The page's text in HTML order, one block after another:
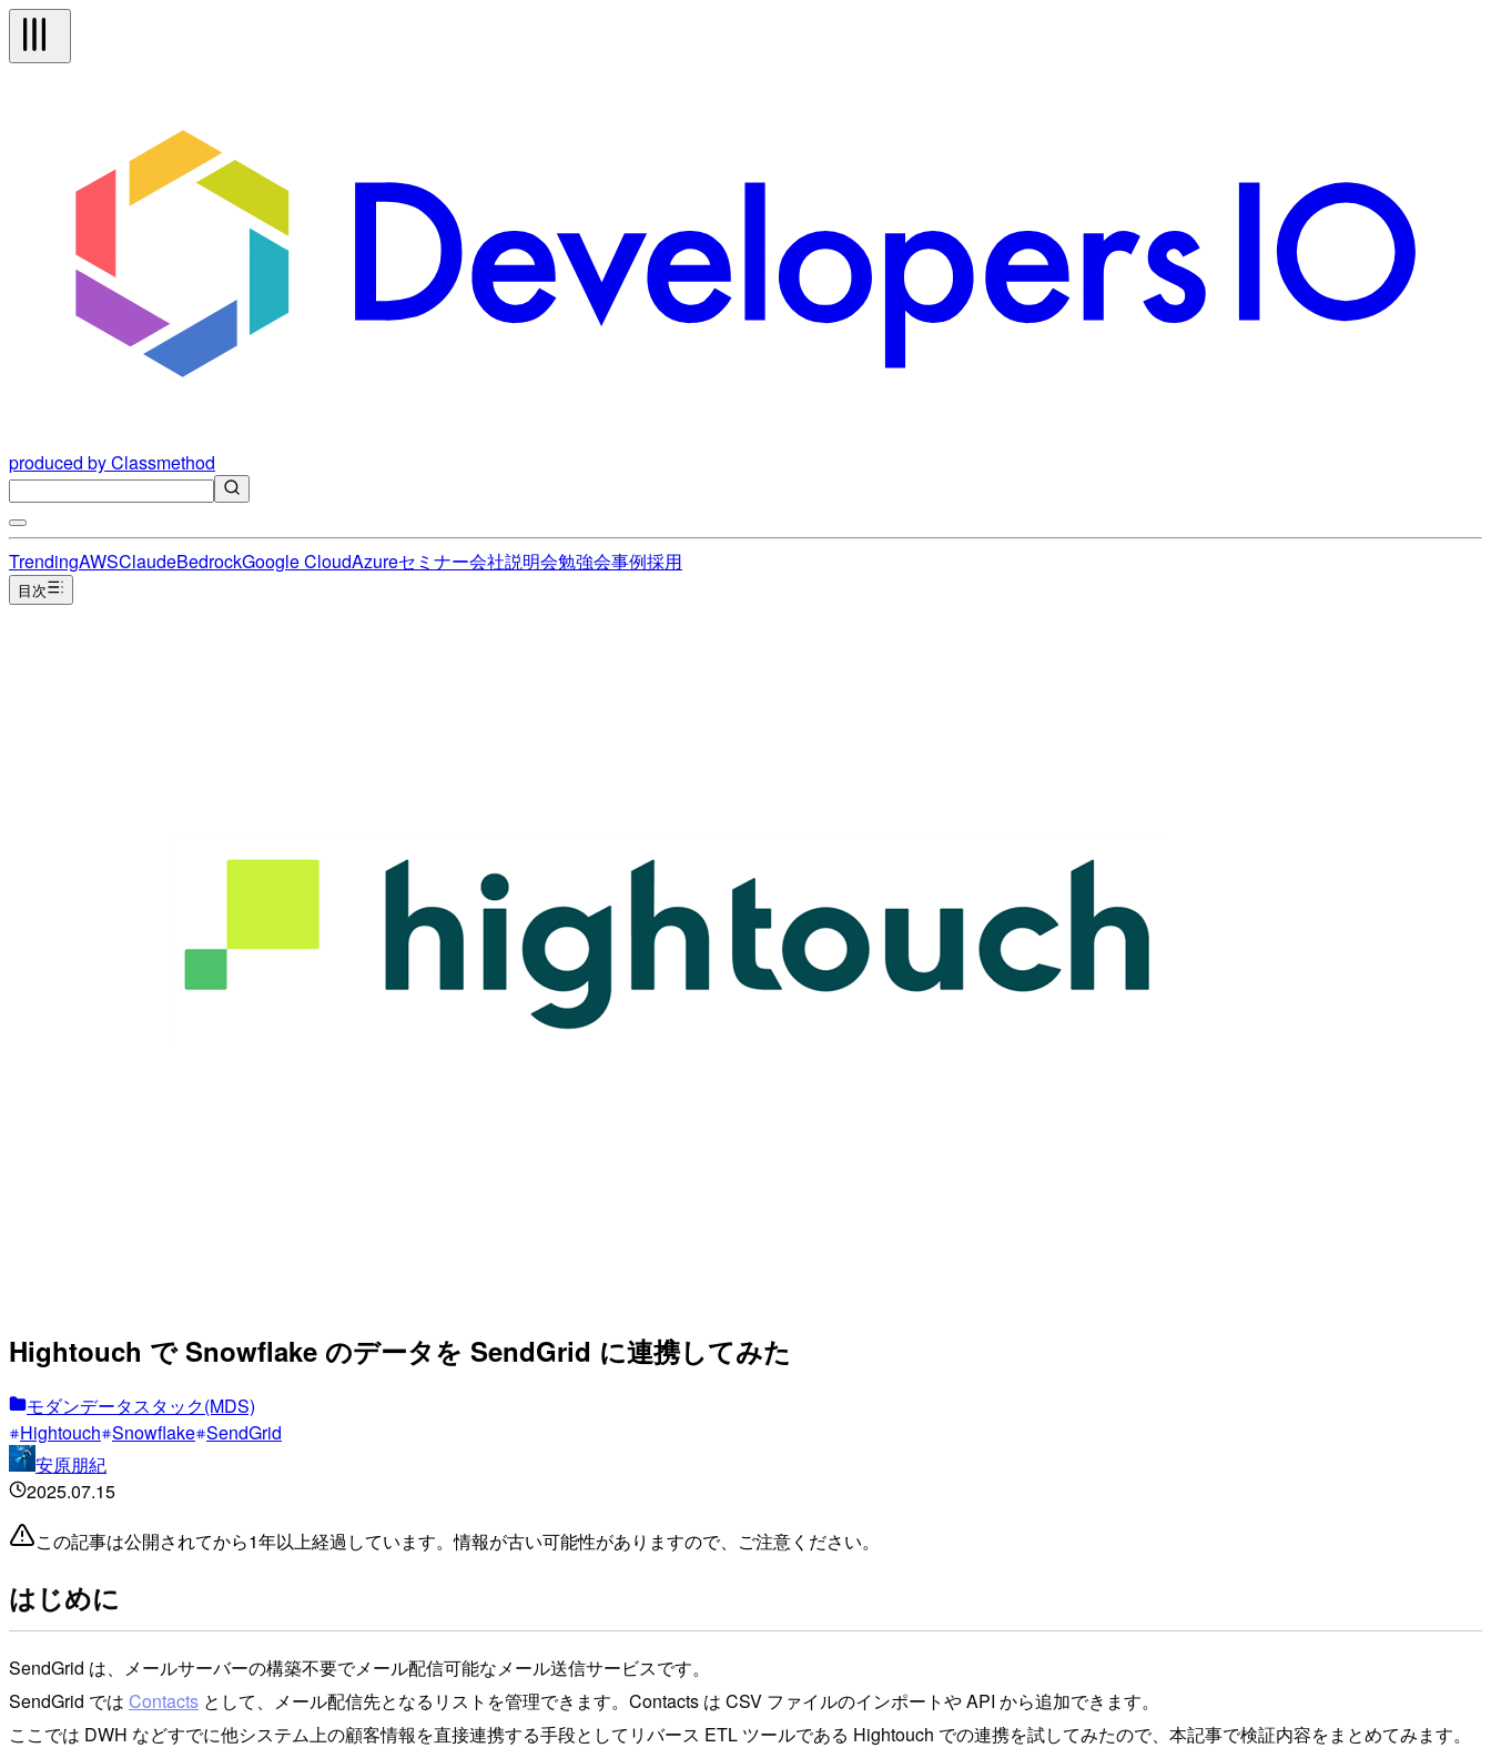
produced by Classmethod
TrendingAWSClaudeBedrockGoogle CloudAzureセミナー会社説明会勉強会事例採用
目次
Hightouch で Snowflake のデータを SendGrid に連携してみた
モダンデータスタック(MDS)
Hightouch Snowflake SendGrid
安原朋紀
2025.07.15
この記事は公開されてから1年以上経過しています。情報が古い可能性がありますので、ご注意ください。
はじめに
SendGrid は、メールサーバーの構築不要でメール配信可能なメール送信サービスです。
SendGrid では Contacts として、メール配信先となるリストを管理できます。Contacts は CSV ファイルのインポートや API から追加できます。
ここでは DWH などすでに他システム上の顧客情報を直接連携する手段としてリバース ETL ツールである Hightouch での連携を試してみたので、本記事で検証内容をまとめてみます。